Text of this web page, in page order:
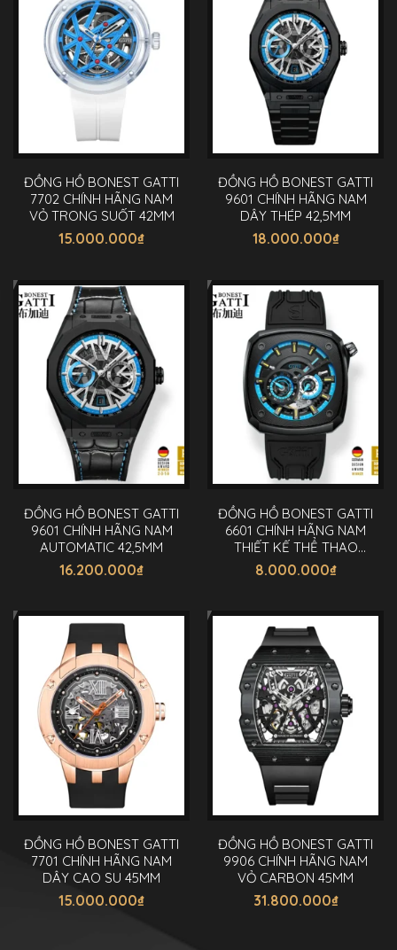
ĐỒNG HỒ BONEST GATTI
7702 CHÍNH HÃNG NAM
VỎ TRONG SUỐT 42MM
15.000.000₫
ĐỒNG HỒ BONEST GATTI
9601 CHÍNH HÃNG NAM
DÂY THÉP 42,5MM
18.000.000₫
ĐỒNG HỒ BONEST GATTI
9601 CHÍNH HÃNG NAM
AUTOMATIC 42,5MM
16.200.000₫
ĐỒNG HỒ BONEST GATTI
6601 CHÍNH HÃNG NAM
THIẾT KẾ THỂ THAO
45MM
8.000.000₫
ĐỒNG HỒ BONEST GATTI
7701 CHÍNH HÃNG NAM
DÂY CAO SU 45MM
15.000.000₫
ĐỒNG HỒ BONEST GATTI
9906 CHÍNH HÃNG NAM
VỎ CARBON 45MM
31.800.000₫